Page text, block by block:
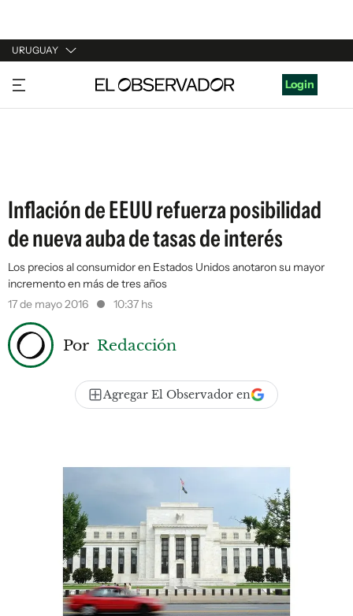
URUGUAY
URUGUAY
ARGENTINA
Login
Inflación de EEUU refuerza posibilidad
de nueva auba de tasas de interés
Los precios al consumidor en Estados Unidos anotaron su mayor
incremento en más de tres años
17 de mayo 2016
10:37 hs
Por Redacción
Agregar El Observador en